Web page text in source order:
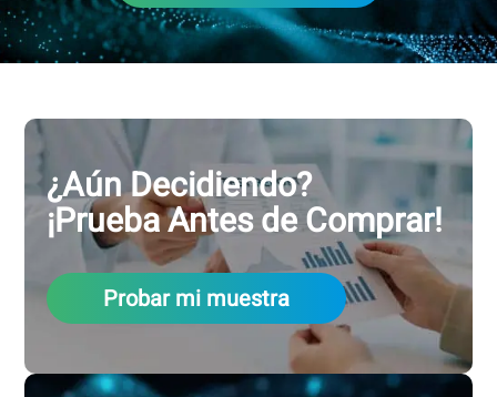
¿Aún Decidiendo?
¡Prueba Antes de Comprar!
Probar mi muestra